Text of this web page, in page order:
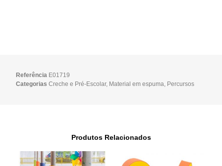
Referência E01719
Categorias Creche e Pré-Escolar, Material em espuma, Percursos
Produtos Relacionados